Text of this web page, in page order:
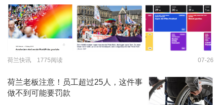
荷兰快讯 1775阅读 07-26
荷兰老板注意！员工超过25人，这件事
做不到可能要罚款